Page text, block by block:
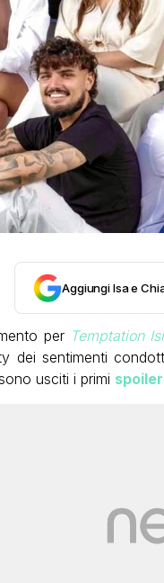
Aggiungi Isa e
per Temptation
dei sentimenti
usciti i primi spoiler